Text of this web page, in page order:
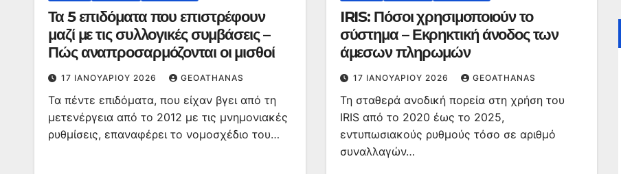
Τα 5 επιδόματα που επιστρέφουν
μαζί με τις συλλογικές συμβάσεις –
Πώς αναπροσαρμόζονται οι μισθοί
17 ΙΑΝΟΥΑΡΊΟΥ 2026 GEOATHANAS
Τα πέντε επιδόματα, που είχαν βγει από τη
μετενέργεια από το 2012 με τις μνημονιακές
ρυθμίσεις, επαναφέρει το νομοσχέδιο του…
IRIS: Πόσοι χρησιμοποιούν το
σύστημα – Εκρηκτική άνοδος των
άμεσων πληρωμών
17 ΙΑΝΟΥΑΡΊΟΥ 2026 GEOATHANAS
Τη σταθερά ανοδική πορεία στη χρήση του
IRIS από το 2020 έως το 2025,
εντυπωσιακούς ρυθμούς τόσο σε αριθμό
συναλλαγών…